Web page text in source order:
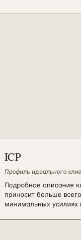
ICP
Профиль идеального
Подробное описание
приносит больше
минимальных усилиях